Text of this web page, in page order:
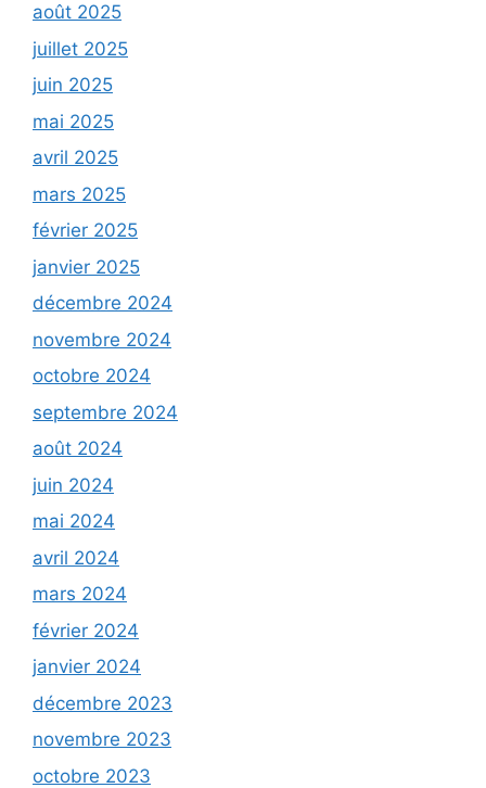
août 2025
juillet 2025
juin 2025
mai 2025
avril 2025
mars 2025
février 2025
janvier 2025
décembre 2024
novembre 2024
octobre 2024
septembre 2024
août 2024
juin 2024
mai 2024
avril 2024
mars 2024
février 2024
janvier 2024
décembre 2023
novembre 2023
octobre 2023